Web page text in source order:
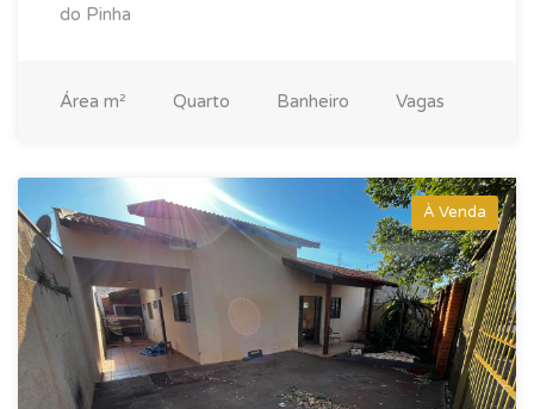
do Pinha
Área m² Quarto Banheiro Vagas
À Venda